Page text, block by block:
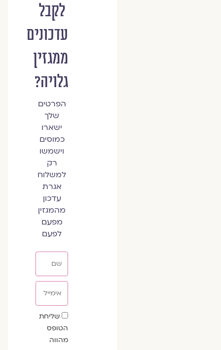
לקבל
עדכונים
ממגזין
גלויה?
הפרטים
שלך
ישארו
כמוסים
וישמשו
רק
למשלוח
אגרת
עדכון
מהמגזין
מפעם
לפעם
שדה
הסכמה
שליחת
הטופס
מהווה